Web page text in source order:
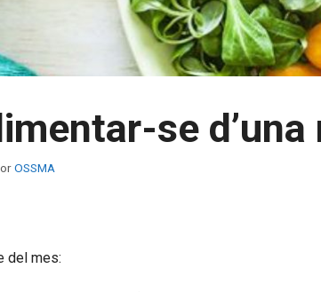
se
OSSMA
del mes: